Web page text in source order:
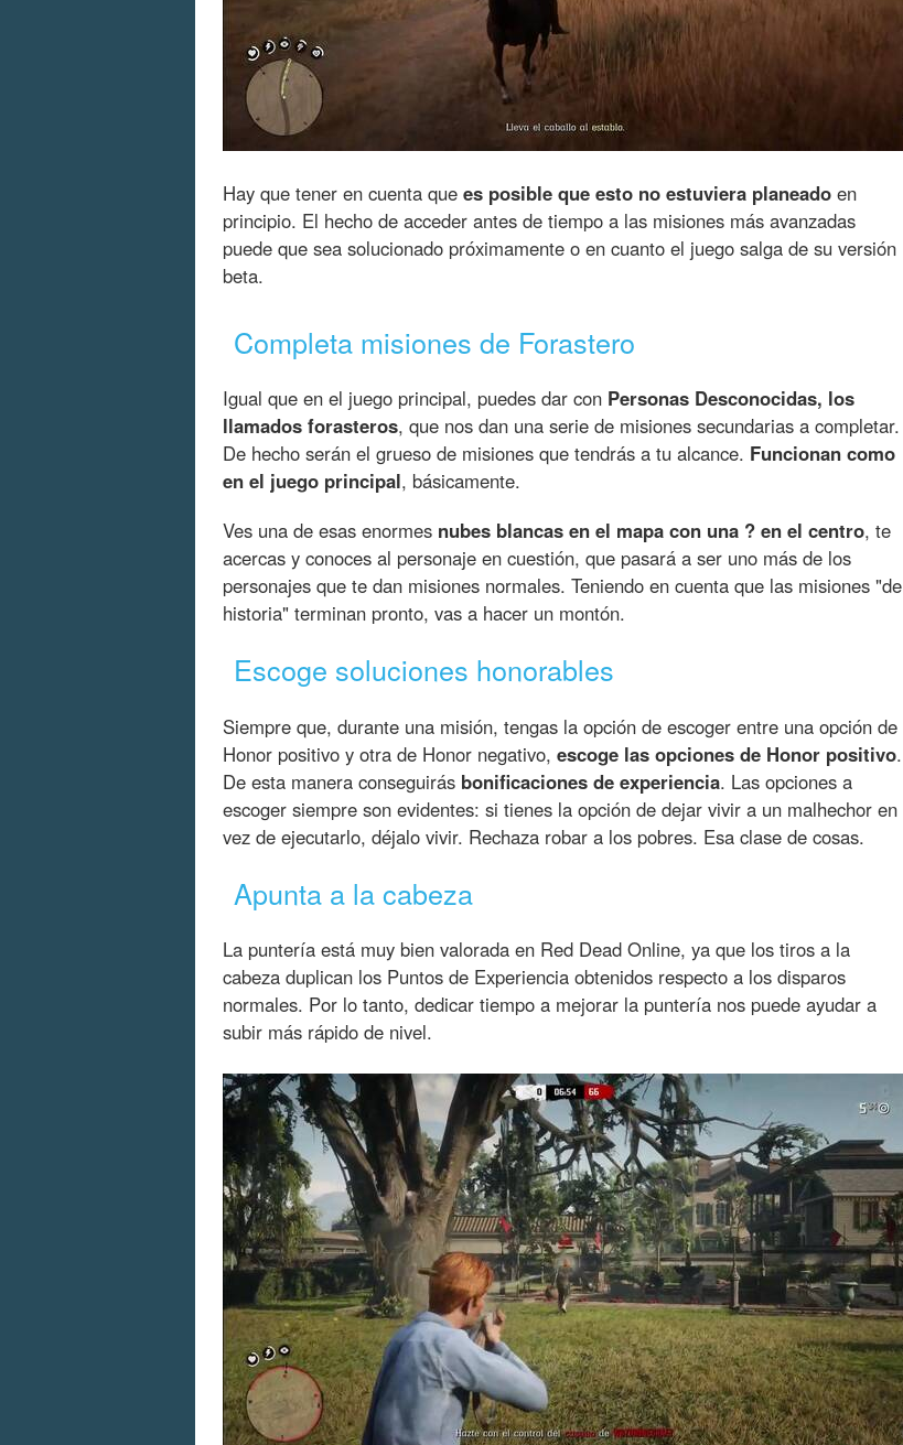
Hay que tener en cuenta que es posible que esto no estuviera planeado en
principio. El hecho de acceder antes de tiempo a las misiones más avanzadas
puede que sea solucionado próximamente o en cuanto el juego salga de su versión
beta.
Completa misiones de Forastero
Igual que en el juego principal, puedes dar con Personas Desconocidas, los
llamados forasteros, que nos dan una serie de misiones secundarias a completar.
De hecho serán el grueso de misiones que tendrás a tu alcance. Funcionan como
en el juego principal, básicamente.
Ves una de esas enormes nubes blancas en el mapa con una ? en el centro, te
acercas y conoces al personaje en cuestión, que pasará a ser uno más de los
personajes que te dan misiones normales. Teniendo en cuenta que las misiones "de
historia" terminan pronto, vas a hacer un montón.
Escoge soluciones honorables
Siempre que, durante una misión, tengas la opción de escoger entre una opción de
Honor positivo y otra de Honor negativo, escoge las opciones de Honor positivo.
De esta manera conseguirás bonificaciones de experiencia. Las opciones a
escoger siempre son evidentes: si tienes la opción de dejar vivir a un malhechor en
vez de ejecutarlo, déjalo vivir. Rechaza robar a los pobres. Esa clase de cosas.
Apunta a la cabeza
La puntería está muy bien valorada en Red Dead Online, ya que los tiros a la
cabeza duplican los Puntos de Experiencia obtenidos respecto a los disparos
normales. Por lo tanto, dedicar tiempo a mejorar la puntería nos puede ayudar a
subir más rápido de nivel.